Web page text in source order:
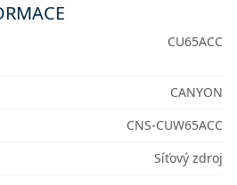
CU65ACC
CANYON
CNS-CUW65ACC
Síťový zdroj